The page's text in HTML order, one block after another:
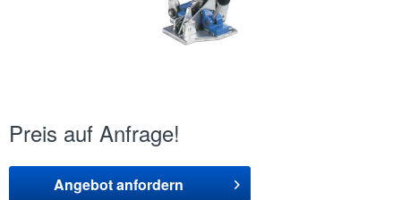
Preis auf Anfrage!
Angebot anfordern